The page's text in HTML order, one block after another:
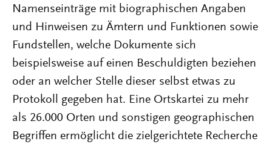
Namenseinträge mit biographischen Angaben
und Hinweisen zu Ämtern und Funktionen sowie
Fundstellen, welche Dokumente sich
beispielsweise auf einen Beschuldigten beziehen
oder an welcher Stelle dieser selbst etwas zu
Protokoll gegeben hat. Eine Ortskartei zu mehr
als 26.000 Orten und sonstigen geographischen
Begriffen ermöglicht die zielgerichtete Recherche